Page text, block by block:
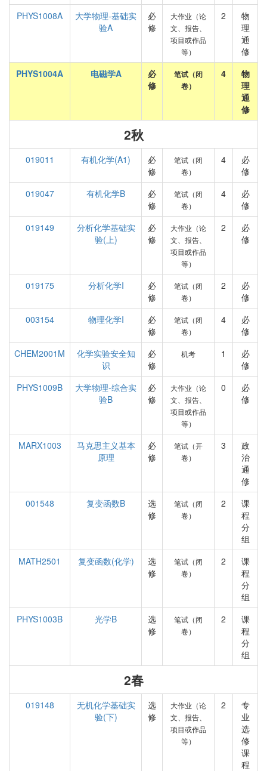
PHYS1008A
大学物理-基础实
验A
必
修
大作业（论
文、报告、
项目或作品
等）
2
物
理
通
修
PHYS1004A
电磁学A
必
修
笔试（闭
卷）
4
物
理
通
修
2秋
019011 有机化学(A1)
必
修
笔试（闭
卷）
4
必
修
019047
有机化学B
必
修
笔试（闭
卷）
4
必
修
019149
分析化学基础实
验(上)
必
修
大作业（论
文、报告、
项目或作品
等）
2
必
修
019175 分析化学I
必
修
笔试（闭
卷）
2
必
修
003154
物理化学I
必
修
笔试（闭
卷）
4
必
修
CHEM2001M
化学实验安全知
识
必
修
机考 1
必
修
PHYS1009B
大学物理-综合实
验B
必
修
大作业（论
文、报告、
项目或作品
等）
0
必
修
MARX1003
马克思主义基本
原理
必
修
笔试（开
卷）
3
政
治
通
修
001548
复变函数B
选
修
笔试（闭
卷）
2
课
程
分
组
MATH2501
复变函数(化学)
选
修
笔试（闭
卷）
2
课
程
分
组
PHYS1003B
光学B
选
修
笔试（闭
卷）
2
课
程
分
组
2春
019148
无机化学基础实
验(下)
选
修
大作业（论
文、报告、
项目或作品
等）
2
专
业
选
修
课
程